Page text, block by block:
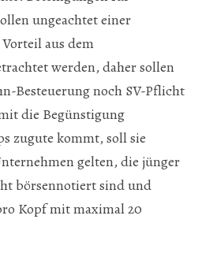
ungeachtet einer
aus dem
werden, daher sollen
Besteuerung noch SV-Pflicht
die Begünstigung
zugute kommt, soll sie
gelten, die jünger
börsennotiert sind und
Kopf mit maximal 20